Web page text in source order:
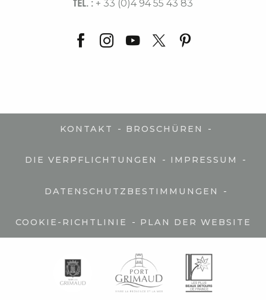
TEL. : + 33 (0)4 94 55 43 83
KONTAKT - BROSCHÜREN -
DIE VERPFLICHTUNGEN - IMPRESSUM -
DATENSCHUTZBESTIMMUNGEN -
COOKIE-RICHTLINIE - PLAN DER WEBSITE